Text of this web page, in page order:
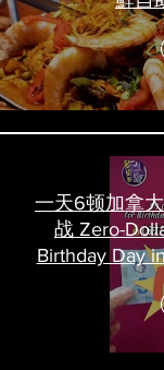
一天6顿加拿
战 Zero-
Birthday Day
吃喝玩乐